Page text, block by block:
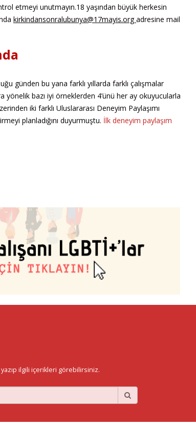
etmeyi unutmayın.18 yaşından büyük herkesin
kirkindansonralubunya@17mayis.orgadresine mail
günden bu yana farklı yıllarda farklı çalışmalar
yönelik bazı iyi örneklerden 4’ünü her ay okuyucularla
iki farklı Uluslararası Deneyim Paylaşımı
planladığını duyurmuştu. İlk deneyim paylaşım
ilgili içerikleri görebilirsiniz.